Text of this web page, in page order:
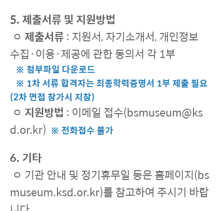
5. 제출서류 및 지원방법
ㅇ 제출서류: 지원서, 자기소개서, 개인정보
수집·이용·제공에 관한 동의서 각 1부
※ 첨부파일 다운로드
※ 1차 서류 합격자는 최종학력증명서 1부 제출 필요
(2차 면접 참가시 지참)
ㅇ 지원방법 : 이메일 접수(bsmuseum@ks
d.or.kr) ※ 전화접수 불가
6. 기타
ㅇ 기관 안내 및 정기휴무일 등은 홈페이지(bs
museum.ksd.or.kr)를 참고하여 주시기 바랍